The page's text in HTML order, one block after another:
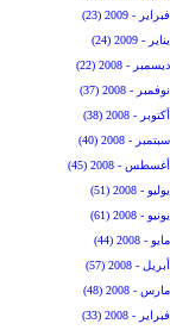
فبراير - 2009 (23)
يناير - 2009 (24)
ديسمبر - 2008 (22)
نوفمبر - 2008 (37)
أكتوبر - 2008 (38)
سبتمبر - 2008 (40)
أغسطس - 2008 (45)
يوليو - 2008 (51)
يونيو - 2008 (61)
مايو - 2008 (44)
أبريل - 2008 (57)
مارس - 2008 (48)
فبراير - 2008 (33)